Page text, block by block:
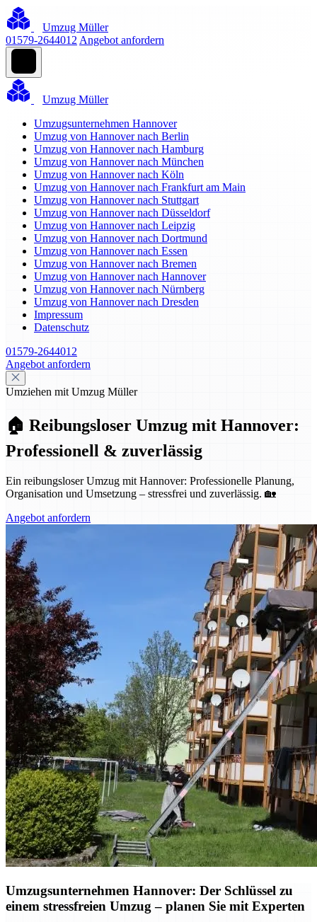
Umzug Müller
01579-2644012 Angebot anfordern
Umzug Müller
Umzugsunternehmen Hannover
Umzug von Hannover nach Berlin
Umzug von Hannover nach Hamburg
Umzug von Hannover nach München
Umzug von Hannover nach Köln
Umzug von Hannover nach Frankfurt am Main
Umzug von Hannover nach Stuttgart
Umzug von Hannover nach Düsseldorf
Umzug von Hannover nach Leipzig
Umzug von Hannover nach Dortmund
Umzug von Hannover nach Essen
Umzug von Hannover nach Bremen
Umzug von Hannover nach Hannover
Umzug von Hannover nach Nürnberg
Umzug von Hannover nach Dresden
Impressum
Datenschutz
01579-2644012
Angebot anfordern
Umziehen mit Umzug Müller
🏠 Reibungsloser Umzug mit Hannover:
Professionell & zuverlässig
Ein reibungsloser Umzug mit Hannover: Professionelle Planung,
Organisation und Umsetzung – stressfrei und zuverlässig. 🏡
Angebot anfordern
Umzugsunternehmen Hannover: Der Schlüssel zu
einem stressfreien Umzug – planen Sie mit Experten